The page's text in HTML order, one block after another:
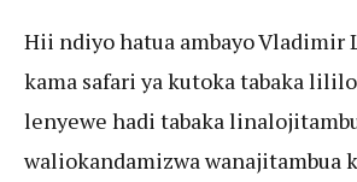
Hii ndiyo hatua ambayo Vladimir
kama safari ya kutoka tabaka
lenyewe hadi tabaka
waliokandamizwa wanajitambua